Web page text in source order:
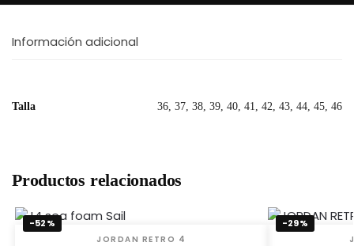
Información adicional
Talla 36, 37, 38, 39, 40, 41, 42, 43, 44, 45, 46
Productos relacionados
-52%
JORDAN RETRO 4
-29%